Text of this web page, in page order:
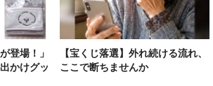
登場！」
かけグッ
【宝くじ落選】外れ続ける流れ、
ここで断ちませんか